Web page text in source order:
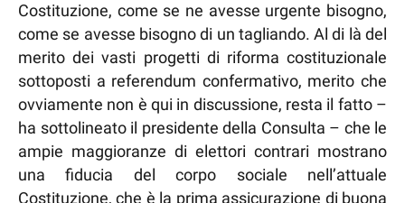
Costituzione, come se ne avesse urgente bisogno,
come se avesse bisogno di un tagliando. Al di là del
merito dei vasti progetti di riforma costituzionale
sottoposti a referendum confermativo, merito che
ovviamente non è qui in discussione, resta il fatto –
ha sottolineato il presidente della Consulta – che le
ampie maggioranze di elettori contrari mostrano
una fiducia del corpo sociale nell’attuale
Costituzione, che è la prima assicurazione di buona